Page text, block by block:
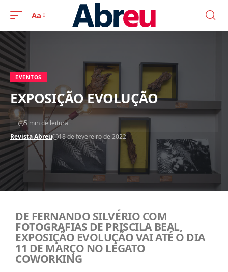
Aa
EVENTOS
EXPOSIÇÃO EVOLUÇÃO
Revista Abreu 18 de fevereiro de 2022
5 min de leitura
DE FERNANDO SILVÉRIO COM
FOTOGRAFIAS DE PRISCILA BEAL,
EXPOSIÇÃO EVOLUÇÃO VAI ATÉ O DIA
11 DE MARÇO NO LEGATO
COWORKING